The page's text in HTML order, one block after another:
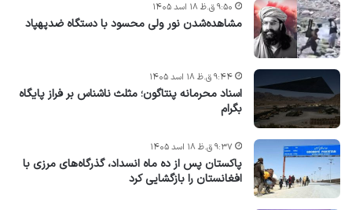
مشاهده‌شدن نور ولی محسود با دستگاه ضدپهپاد
۹:۵۰ ق.ظ ۱۸ اسد ۱۴۰۵
اسناد محرمانه پنتاگون؛ مثلث ناشناس بر فراز پایگاه
بگرام
۹:۴۴ ق.ظ ۱۸ اسد ۱۴۰۵
پاکستان پس از ده ماه انسداد، گذرگاه‌های مرزی با
افغانستان را بازگشایی کرد
۹:۳۷ ق.ظ ۱۸ اسد ۱۴۰۵